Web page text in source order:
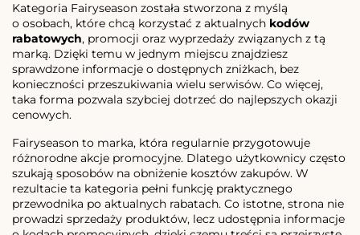
Kategoria Fairyseason została stworzona z myślą
o osobach, które chcą korzystać z aktualnych kodów
rabatowych, promocji oraz wyprzedaży związanych z tą
marką. Dzięki temu w jednym miejscu znajdziesz
sprawdzone informacje o dostępnych zniżkach, bez
konieczności przeszukiwania wielu serwisów. Co więcej,
taka forma pozwala szybciej dotrzeć do najlepszych okazji
cenowych.
Fairyseason to marka, która regularnie przygotowuje
różnorodne akcje promocyjne. Dlatego użytkownicy często
szukają sposobów na obniżenie kosztów zakupów. W
rezultacie ta kategoria pełni funkcję praktycznego
przewodnika po aktualnych rabatach. Co istotne, strona nie
prowadzi sprzedaży produktów, lecz udostępnia informacje